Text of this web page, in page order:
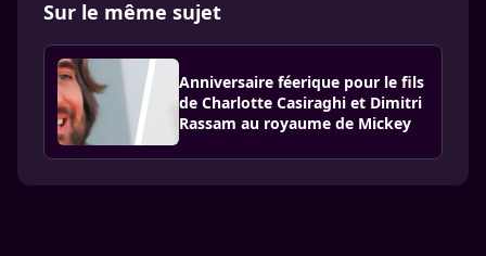
Sur le même sujet
Anniversaire féerique pour le fils
de Charlotte Casiraghi et Dimitri
Rassam au royaume de Mickey